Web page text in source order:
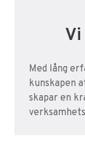
Med lång
kunskapen
skapar en